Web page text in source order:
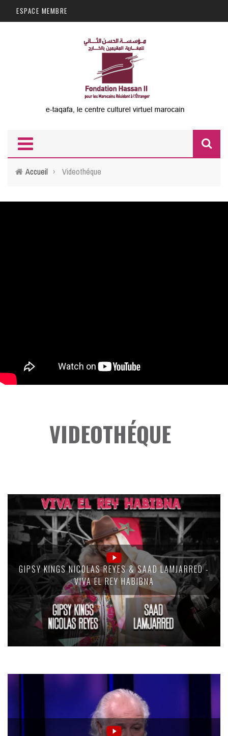
Aller au contenu principal
ESPACE MEMBRE
Accueil › Videothéque
VIDEOTHÉQUE
GIPSY KINGS NICOLAS REYES & SAAD LAMJARRED -
VIVA EL REY HABIBNA